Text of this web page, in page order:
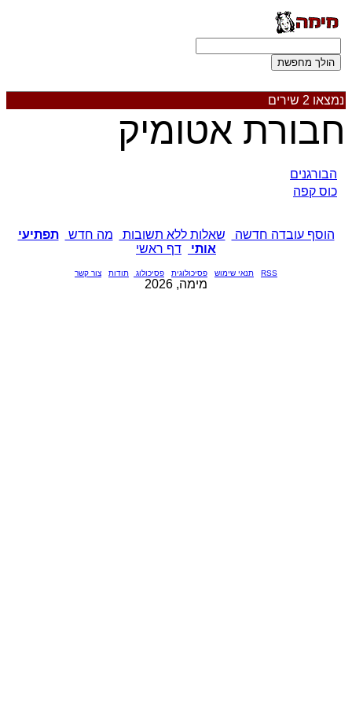
נמצאו 2 שירים
חבורת אטומיק
הבורגנים
כוס קפה
הוסף עובדה חדשה שאלות ללא תשובות מה חדש
תפתיעי
אותי
דף ראשי
RSS תנאי שימוש פסיכולוגית פסיכולוג תודות צור קשר
מימה, 2026